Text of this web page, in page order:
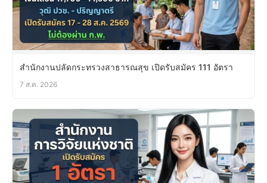
สำนักงานปลัดกระทรวงสาธารณสุข เปิดรับสมัคร 111 อัตรา
7 ส.ค. 2026